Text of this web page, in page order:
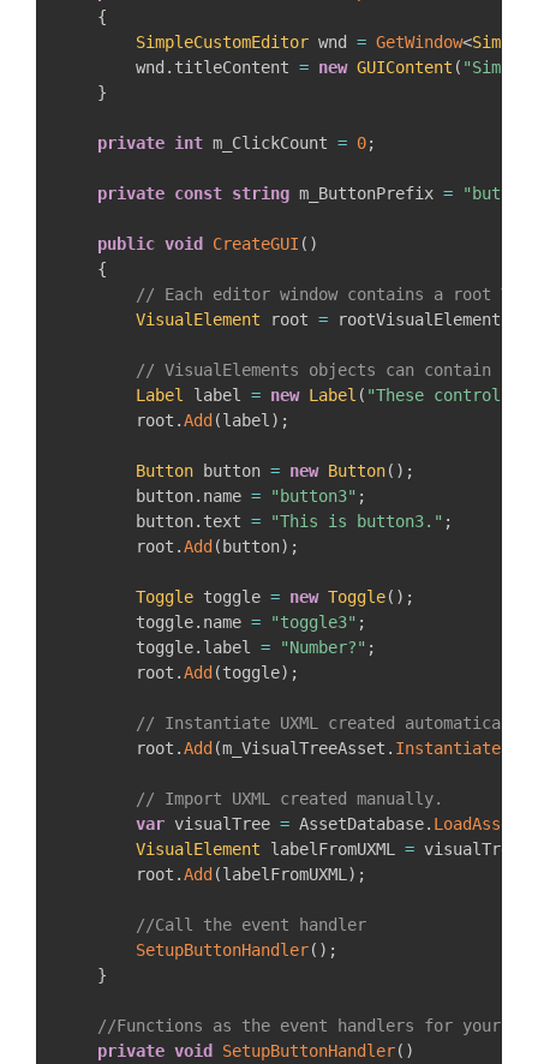
{
SimpleCustomEditor wnd = GetWindow<
        wnd
. titleContent = new GUIContent (
}
private int m_ClickCount = 0;
private const string m_ButtonPrefix = "button"
public void CreateGUI ( )
{
// Each editor window contains a root
VisualElement root = rootVisualElement
// VisualElements objects can contain
Label
label = new Label ( "These controls
        root
.Add (label ) ;
Button button = new Button( ) ;
        button
. name = "button3" ;
        button
. text = "This is button3." ;
        root
.Add ( button) ;
Toggle toggle = new Toggle( ) ;
        toggle
. name = "toggle3" ;
        toggle
. label = "Number?" ;
        root
.Add (toggle) ;
// Instantiate UXML created
        root
.Add (m_VisualTreeAsset . Instantiate
// Import UXML created manually.
var visualTree = AssetDatabase.
VisualElement labelFromUXML = visualTree
        root
.Add (labelFromUXML ) ;
//Call the event handler
SetupButtonHandler( ) ;
}
//Functions as the event handlers for your
private void SetupButtonHandler( )